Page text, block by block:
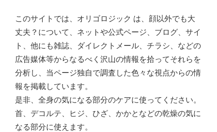
このサイトでは、オリゴロジック は、顔以外でも大
丈夫？について、ネットや公式ページ、ブログ、サイ
ト、他にも雑誌、ダイレクトメール、チラシ、などの
広告媒体等からなるべく沢山の情報を拾ってそれらを
分析し、当ページ独自で調査した色々な視点からの情
報を掲載しています。
是非、全身の気になる部分のケアに使ってください。
首、デコルテ、ヒジ、ひざ、かかとなどの乾燥の気に
なる部分に使えます。